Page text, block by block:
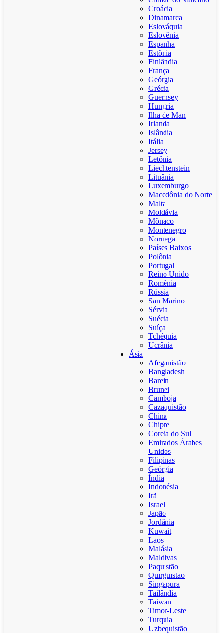
Croácia
Dinamarca
Eslováquia
Eslovênia
Espanha
Estônia
Finlândia
França
Geórgia
Grécia
Guernsey
Hungria
Ilha de Man
Irlanda
Islândia
Itália
Jersey
Letônia
Liechtenstein
Lituânia
Luxemburgo
Macedônia do Norte
Malta
Moldávia
Mônaco
Montenegro
Noruega
Países Baixos
Polônia
Portugal
Reino Unido
Romênia
Rússia
San Marino
Sérvia
Suécia
Suíça
Tchéquia
Ucrânia
Ásia
Afeganistão
Bangladesh
Barein
Brunei
Camboja
Cazaquistão
China
Chipre
Coreia do Sul
Emirados Árabes
Unidos
Filipinas
Geórgia
Índia
Indonésia
Irã
Israel
Japão
Jordânia
Kuwait
Laos
Malásia
Maldivas
Paquistão
Quirguistão
Singapura
Tailândia
Taiwan
Timor-Leste
Turquia
Uzbequistão